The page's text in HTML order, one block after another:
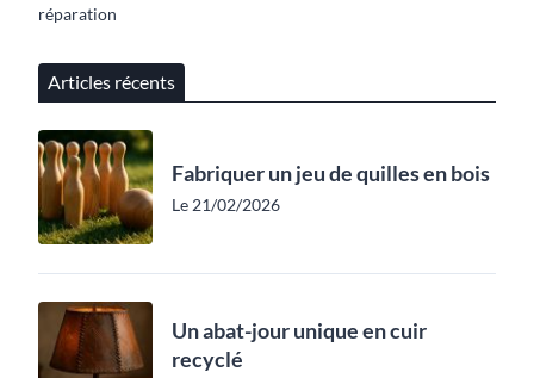
réparation
Articles récents
Fabriquer un jeu de quilles en bois
Le 21/02/2026
Un abat-jour unique en cuir
recyclé